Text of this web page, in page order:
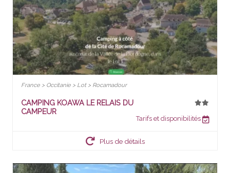
France > Occitanie > Lot > Rocamadour
CAMPING KOAWA LE RELAIS DU
CAMPEUR
Tarifs et disponibilités
Plus de détails